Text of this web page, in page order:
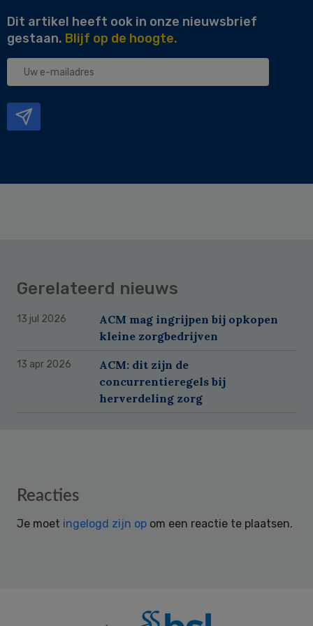
Dit artikel heeft ook in onze nieuwsbrief
gestaan. Blijf op de hoogte.
Uw
Gerelateerd nieuws
13 jul 2026
ACM mag ingrijpen bij opkopen
kleine zorgbedrijven
13 apr 2026
ACM: dit zijn de
concurrentieregels bij
herverdeling zorg
Reader
Reacties
Je moet ingelogd zijn op om een reactie te plaatsen.